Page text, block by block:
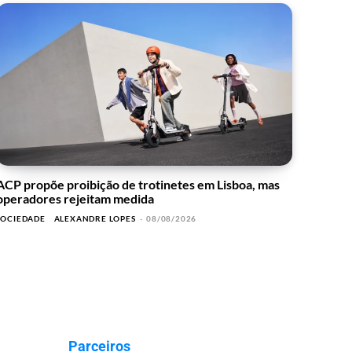
propõe proibição de trotinetes em Lisboa, mas
rejeitam medida
ALEXANDRE LOPES - 08/08/2026
Parceiros